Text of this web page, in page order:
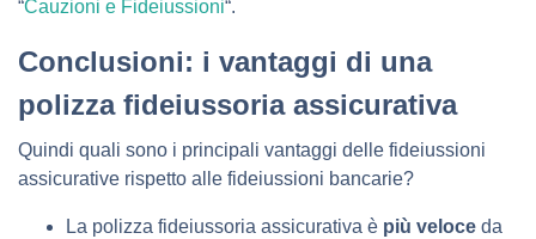
“Cauzioni e Fideiussioni“.
Conclusioni: i vantaggi di una
polizza fideiussoria assicurativa
Quindi quali sono i principali vantaggi delle fideiussioni
assicurative rispetto alle fideiussioni bancarie?
La polizza fideiussoria assicurativa è più veloce da